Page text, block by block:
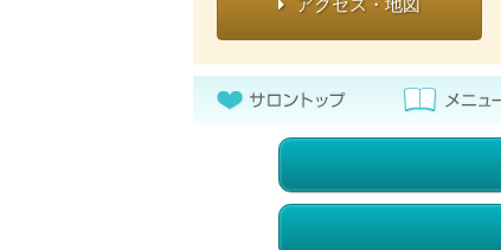
アクセス・地図